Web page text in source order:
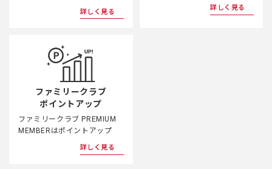
詳しく見る
詳しく見る
ファミリークラブ
ポイントアップ
ファミリークラブ PREMIUM
MEMBERはポイントアップ
詳しく見る